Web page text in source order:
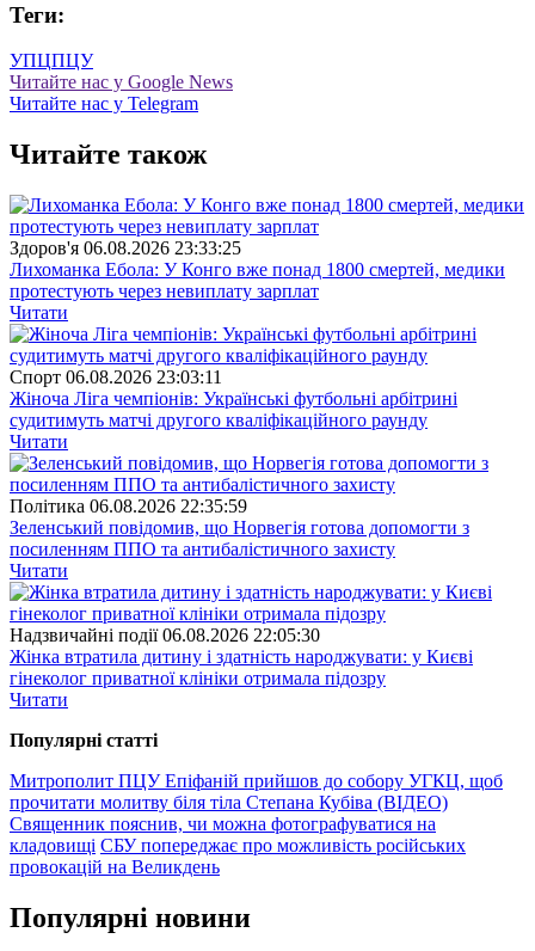
Теги:
УПЦПЦУ
Читайте нас у Google News
Читайте нас у Telegram
Читайте також
Здоров'я 06.08.2026 23:33:25
Лихоманка Ебола: У Конго вже понад 1800 смертей, медики
протестують через невиплату зарплат
Читати
Спорт 06.08.2026 23:03:11
Жіноча Ліга чемпіонів: Українські футбольні арбітрині
судитимуть матчі другого кваліфікаційного раунду
Читати
Полiтика 06.08.2026 22:35:59
Зеленський повідомив, що Норвегія готова допомогти з
посиленням ППО та антибалістичного захисту
Читати
Надзвичайні події 06.08.2026 22:05:30
Жінка втратила дитину і здатність народжувати: у Києві
гінеколог приватної клініки отримала підозру
Читати
Популярнi статтi
Митрополит ПЦУ Епіфаній прийшов до собору УГКЦ, щоб
прочитати молитву біля тіла Степана Кубіва (ВІДЕО)
Священник пояснив, чи можна фотографуватися на
кладовищі СБУ попереджає про можливість російських
провокацій на Великдень
Популярнi новини